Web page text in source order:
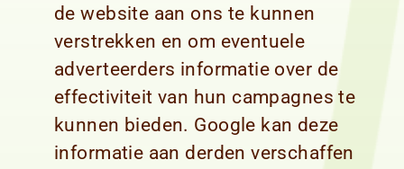
de website aan ons te kunnen
verstrekken en om eventuele
adverteerders informatie over de
effectiviteit van hun campagnes te
kunnen bieden. Google kan deze
informatie aan derden verschaffen